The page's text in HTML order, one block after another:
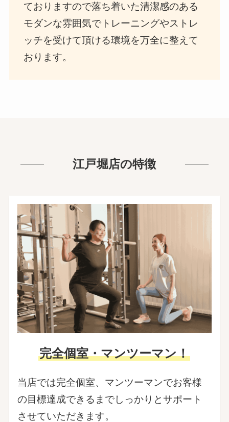
ておりますので落ち着いた清潔感のある
モダンな雰囲気でトレーニングやストレ
ッチを受けて頂ける環境を万全に整えて
おります。
江戸堀店の特徴
完全個室・マンツーマン！
当店では完全個室、マンツーマンでお客様
の目標達成できるまでしっかりとサポート
させていただきます。